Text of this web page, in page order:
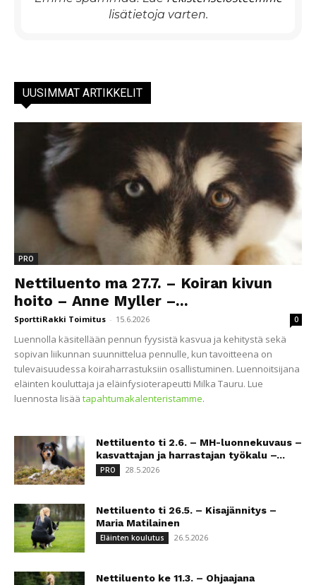
lisätietoja varten.
UUSIMMAT ARTIKKELIT
PRO
Nettiluento ma 27.7. – Koiran kivun
hoito – Anne Myller –...
SporttiRakki Toimitus - 15.6.2026 0
Luennolla käsitellään pennun fyysistä kasvua ja kehitystä sekä
sopivan liikunnan suunnittelua pennulle, kun tavoitteena on
tulevaisuudessa koiraharrastuksiin osallistuminen. Luennoitsijana
eläinten kouluttaja ja eläinfysioterapeutti Milka Tauru. Lue
luennosta lisää tapahtumakalenteristamme.
Nettiluento ti 2.6. – MH-luonnekuvaus –
kasvattajan ja harrastajan työkalu –...
PRO 28.5.2026
Nettiluento ti 26.5. – Kisajännitys –
Maria Matilainen
Eläinten koulutus 26.5.2026
Nettiluento ke 11.3. – Ohjaajana